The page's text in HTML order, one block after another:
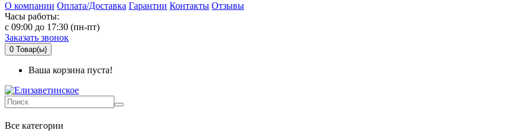
О компании Оплата/Доставка Гарантии Контакты Отзывы
Часы работы:
c 09:00 до 17:30 (пн-пт)
Заказать звонок
0 Товар(ы)
Ваша корзина пуста!
Все категории